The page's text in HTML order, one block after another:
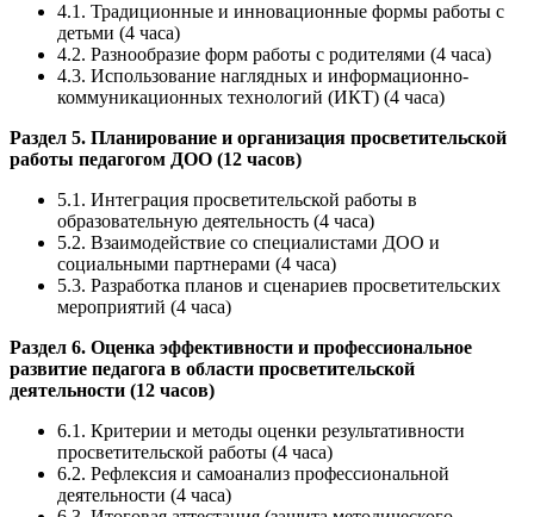
4.1. Традиционные и инновационные формы работы с
детьми (4 часа)
4.2. Разнообразие форм работы с родителями (4 часа)
4.3. Использование наглядных и информационно-
коммуникационных технологий (ИКТ) (4 часа)
Раздел 5. Планирование и организация просветительской
работы педагогом ДОО (12 часов)
5.1. Интеграция просветительской работы в
образовательную деятельность (4 часа)
5.2. Взаимодействие со специалистами ДОО и
социальными партнерами (4 часа)
5.3. Разработка планов и сценариев просветительских
мероприятий (4 часа)
Раздел 6. Оценка эффективности и профессиональное
развитие педагога в области просветительской
деятельности (12 часов)
6.1. Критерии и методы оценки результативности
просветительской работы (4 часа)
6.2. Рефлексия и самоанализ профессиональной
деятельности (4 часа)